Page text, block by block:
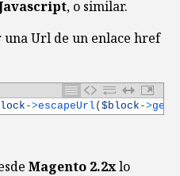
, o similar.
Url de un enlace href
->escapeUrl ( $block ->
Magento 2.2xlo